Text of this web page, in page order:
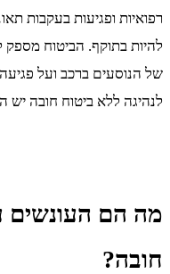
רפואיות ופגיעות בעקבות
להיות בתוקף. הביטוח
של הנוסעים ברכב ועל
לנהיגה ללא ביטוח חובה יש
מה הם העונשים
חובה?